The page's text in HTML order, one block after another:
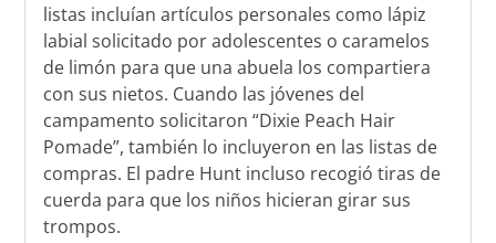
listas incluían artículos personales como lápiz
labial solicitado por adolescentes o caramelos
de limón para que una abuela los compartiera
con sus nietos. Cuando las jóvenes del
campamento solicitaron “Dixie Peach Hair
Pomade”, también lo incluyeron en las listas de
compras. El padre Hunt incluso recogió tiras de
cuerda para que los niños hicieran girar sus
trompos.